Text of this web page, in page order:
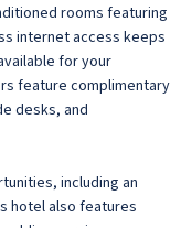
rooms featuring
internet access keeps
for your
feature complimentary
desks, and
including an
hotel also features